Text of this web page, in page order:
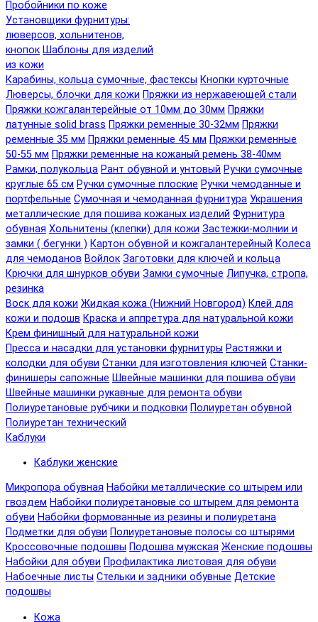
Пробойники по коже
Установщики фурнитуры:
люверсов, хольнитенов,
кнопок Шаблоны для изделий
из кожи
Карабины, кольца сумочные, фастексы Кнопки курточные
Люверсы, блочки для кожи Пряжки из нержавеющей стали
Пряжки кожгалантерейные от 10мм до 30мм Пряжки
латунные solid brass Пряжки ременные 30-32мм Пряжки
ременные 35 мм Пряжки ременные 45 мм Пряжки ременные
50-55 мм Пряжки ременные на кожаный ремень 38-40мм
Рамки, полукольца Рант обувной и унтовый Ручки сумочные
круглые 65 см Ручки сумочные плоские Ручки чемоданные и
портфельные Сумочная и чемоданная фурнитура Украшения
металлические для пошива кожаных изделий Фурнитура
обувная Хольнитены (клепки) для кожи Застежки-молнии и
замки ( бегунки ) Картон обувной и кожгалантерейный Колеса
для чемоданов Войлок Заготовки для ключей и кольца
Крючки для шнурков обуви Замки сумочные Липучка, стропа,
резинка
Воск для кожи Жидкая кожа (Нижний Новгород) Клей для
кожи и подошв Краска и аппретура для натуральной кожи
Крем финишный для натуральной кожи
Пресса и насадки для установки фурнитуры Растяжки и
колодки для обуви Станки для изготовления ключей Станки-
финишеры сапожные Швейные машинки для пошива обуви
Швейные машинки рукавные для ремонта обуви
Полиуретановые рубчики и подковки Полиуретан обувной
Полиуретан технический
Каблуки
Каблуки женские
Микропора обувная Набойки металлические со штырем или
гвоздем Набойки полиуретановые со штырем для ремонта
обуви Набойки формованные из резины и полиуретана
Подметки для обуви Полиуретановые полосы со штырями
Кроссовочные подошвы Подошва мужская Женские подошвы
Набойки для обуви Профилактика листовая для обуви
Набоечные листы Стельки и задники обувные Детские
подошвы
Кожа